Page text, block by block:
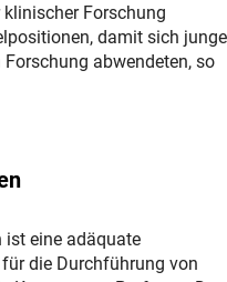
Forschung
damit sich junge
abwendeten, so
ist eine adäquate
die Durchführung von